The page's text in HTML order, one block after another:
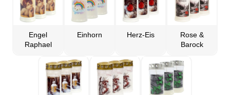
Engel
Raphael
Einhorn Herz-Eis
Rose &
Barock